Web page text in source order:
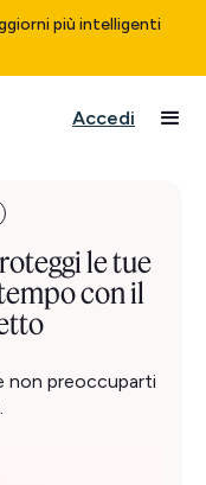
più intelligenti
Accedi
le tue
con il
non preoccuparti